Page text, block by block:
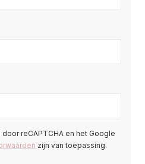
reCAPTCHA en het Google
zijn van toepassing.